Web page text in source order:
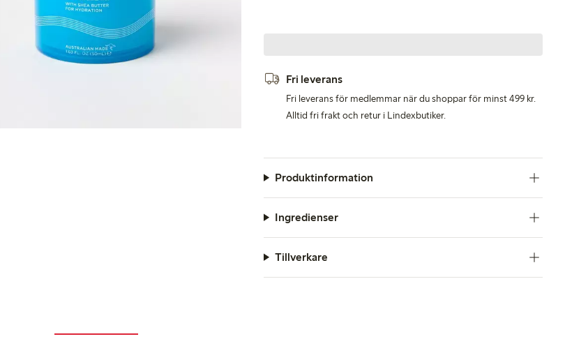
Fri leverans
Fri leverans för medlemmar när du shoppar för minst 499 kr.
Alltid fri frakt och retur i Lindexbutiker.
Produktinformation
Ingredienser
Tillverkare